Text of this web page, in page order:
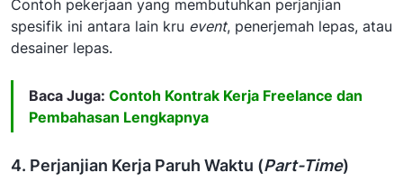
Contoh pekerjaan yang membutuhkan perjanjian
spesifik ini antara lain kru event, penerjemah lepas, atau
desainer lepas.
Baca Juga: Contoh Kontrak Kerja Freelance dan
Pembahasan Lengkapnya
4. Perjanjian Kerja Paruh Waktu (Part-Time)